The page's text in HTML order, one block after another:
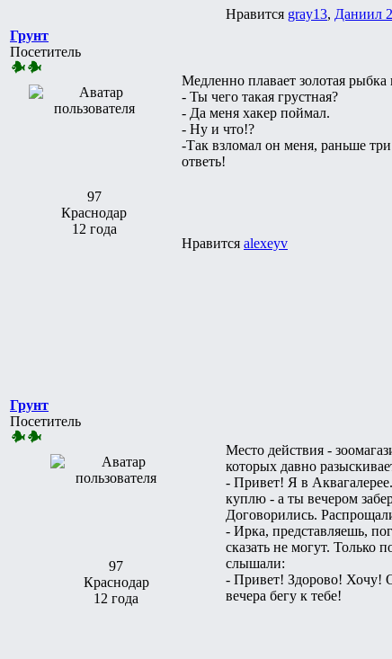
Нравится gray13, Даниил
Грунт
Посетитель
97
Краснодар
12 года
Медленно плавает золотая
- Ты чего такая грустная?
- Да меня хакер поймал.
- Ну и что!?
-Так взломал он меня, раньше
ответь!
Нравится alexeyv
Грунт
Посетитель
97
Краснодар
12 года
Место действия -
которых давно
- Привет! Я в
куплю - а ты вечером
Договорились.
- Ирка, представляешь,
сказать не могут. Только
слышали:
- Привет! Здорово! Хочу!
вечера бегу к тебе!